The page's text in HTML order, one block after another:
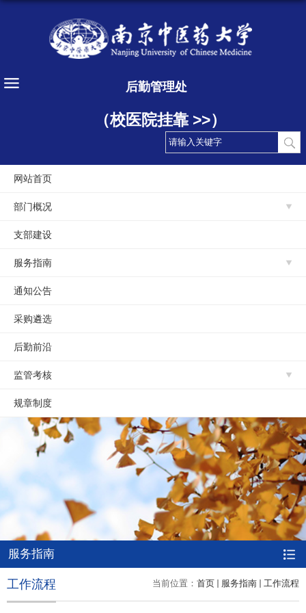
后勤管理处
（校医院挂靠 >>）
网站首页
部门概况
支部建设
服务指南
通知公告
采购遴选
后勤前沿
监管考核
规章制度
服务指南
当前位置： 首页 服务指南 工作流程
工作流程